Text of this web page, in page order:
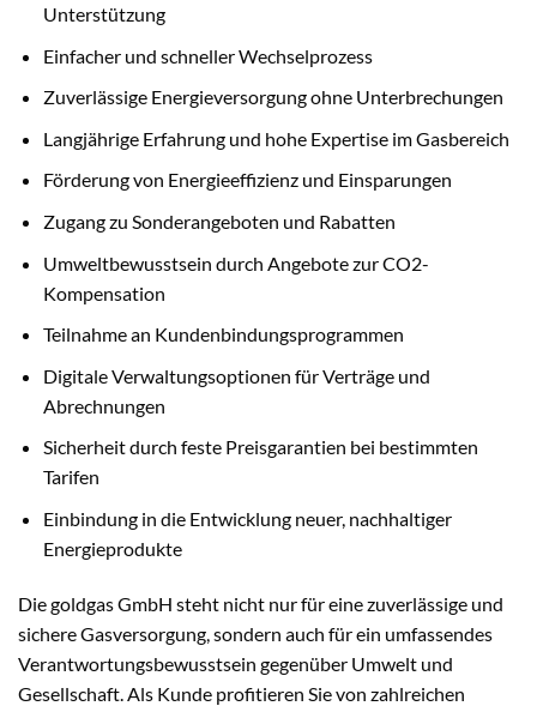
Unterstützung
Einfacher und schneller Wechselprozess
Zuverlässige Energieversorgung ohne Unterbrechungen
Langjährige Erfahrung und hohe Expertise im Gasbereich
Förderung von Energieeffizienz und Einsparungen
Zugang zu Sonderangeboten und Rabatten
Umweltbewusstsein durch Angebote zur CO2-
Kompensation
Teilnahme an Kundenbindungsprogrammen
Digitale Verwaltungsoptionen für Verträge und
Abrechnungen
Sicherheit durch feste Preisgarantien bei bestimmten
Tarifen
Einbindung in die Entwicklung neuer, nachhaltiger
Energieprodukte
Die goldgas GmbH steht nicht nur für eine zuverlässige und
sichere Gasversorgung, sondern auch für ein umfassendes
Verantwortungsbewusstsein gegenüber Umwelt und
Gesellschaft. Als Kunde profitieren Sie von zahlreichen